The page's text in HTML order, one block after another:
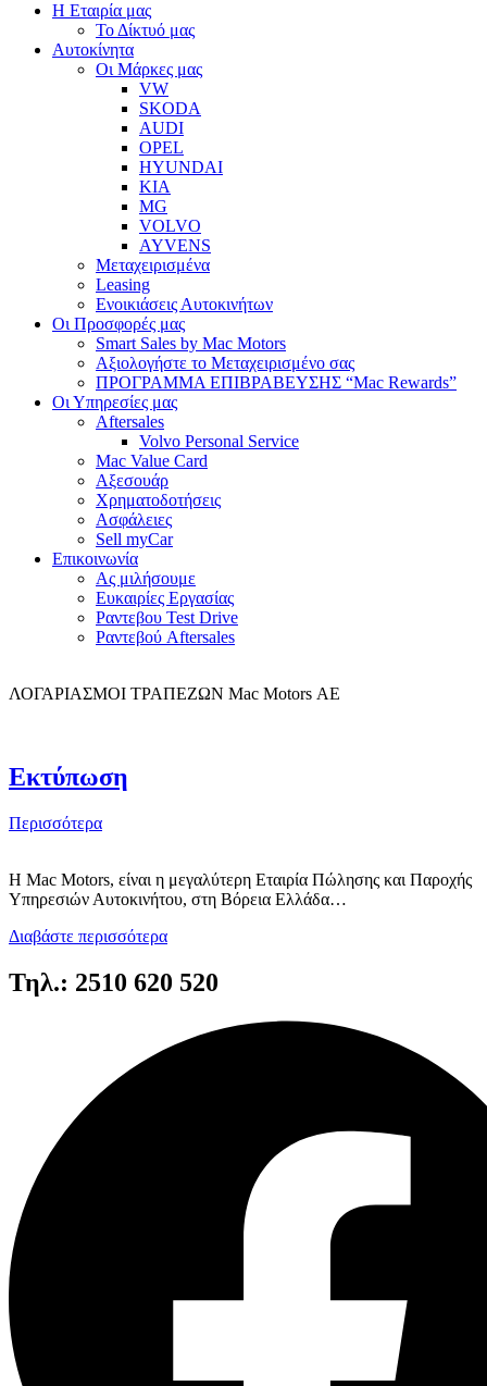
Η Εταιρία μας
Το Δίκτυό μας
Αυτοκίνητα
Οι Μάρκες μας
VW
SKODA
AUDI
OPEL
HYUNDAI
KIA
MG
VOLVO
AYVENS
Μεταχειρισμένα
Leasing
Ενοικιάσεις Αυτοκινήτων
Οι Προσφορές μας
Smart Sales by Mac Motors
Αξιολογήστε το Μεταχειρισμένο σας
ΠΡΟΓΡΑΜΜΑ ΕΠΙΒΡΑΒΕΥΣΗΣ “Mac Rewards”
Οι Υπηρεσίες μας
Aftersales
Volvo Personal Service
Mac Value Card
Αξεσουάρ
Χρηματοδοτήσεις
Ασφάλειες
Sell myCar
Επικοινωνία
Ας μιλήσουμε
Ευκαιρίες Εργασίας
Ραντεβου Test Drive
Ραντεβού Aftersales
ΛΟΓΑΡΙΑΣΜΟΙ ΤΡΑΠΕΖΩΝ Mac Motors ΑΕ
Εκτύπωση
Περισσότερα
Η Mac Motors, είναι η μεγαλύτερη Εταιρία Πώλησης και Παροχής
Υπηρεσιών Αυτοκινήτου, στη Βόρεια Ελλάδα…
Διαβάστε περισσότερα
Τηλ.: 2510 620 520